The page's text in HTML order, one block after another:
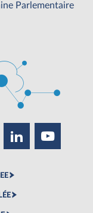
Parlementaire